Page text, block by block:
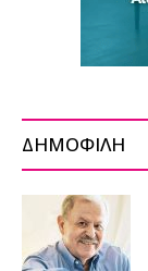
ΔΗΜΟΦΙΛΗ